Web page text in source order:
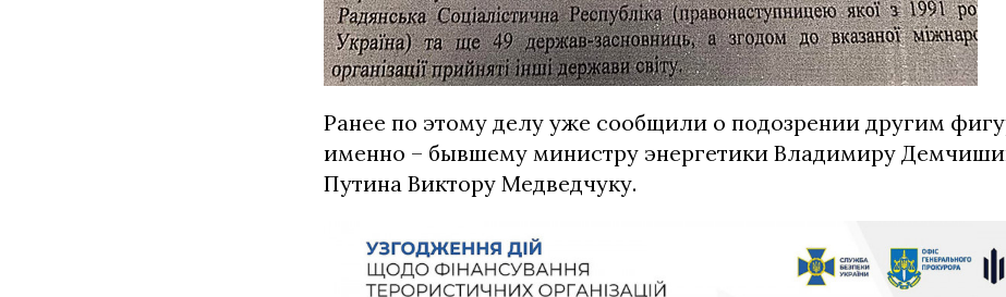
Ранее по этому делу уже сообщили о подозрении другим
именно – бывшему министру энергетики Владимиру
Путина Виктору Медведчуку.